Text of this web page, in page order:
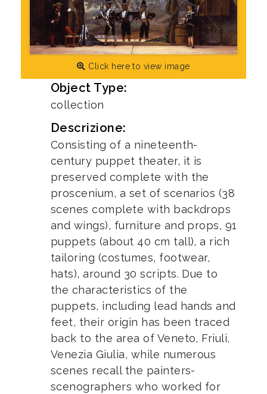
Click here to view image
Object Type:
collection
Descrizione:
Consisting of a nineteenth-
century puppet theater, it is
preserved complete with the
proscenium, a set of scenarios (38
scenes complete with backdrops
and wings), furniture and props, 91
puppets (about 40 cm tall), a rich
tailoring (costumes, footwear,
hats), around 30 scripts. Due to
the characteristics of the
puppets, including lead hands and
feet, their origin has been traced
back to the area of Veneto, Friuli,
Venezia Giulia, while numerous
scenes recall the painters-
scenographers who worked for